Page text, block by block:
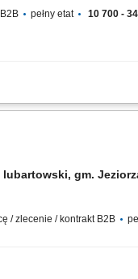
pełny etat 10 700 -
od
lubartowski, gm.
/ zlecenie / kontrakt B2B